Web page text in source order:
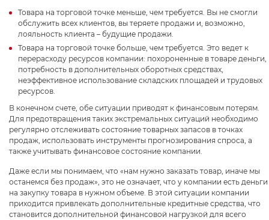
Товара на торговой точке меньше, чем требуется. Вы не смогли
обслужить всех клиентов, вы теряете продажи и, возможно,
лояльность клиента – будущие продажи.
Товара на торговой точке больше, чем требуется. Это ведет к
перерасходу ресурсов компании: похороненные в товаре деньги,
потребность в дополнительных оборотных средствах,
неэффективное использование складских площадей и трудовых
ресурсов.
В конечном счете, обе ситуации приводят к финансовым потерям.
Для предотвращения таких экстремальных ситуаций необходимо
регулярно отслеживать состояние товарных запасов в точках
продаж, использовать инструменты прогнозирования спроса, а
также учитывать финансовое состояние компании.
Даже если мы понимаем, что «нам нужно заказать товар, иначе мы
останемся без продаж», это не означает, что у компании есть деньги
на закупку товара в нужном объеме. В этой ситуации компании
приходится привлекать дополнительные кредитные средства, что
становится дополнительной финансовой нагрузкой для всего
перезвоним еще раз!